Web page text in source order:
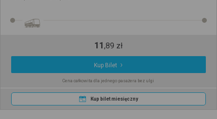
11,89 zł
Kup Bilet
Cena całkowita dla jednego pasażera bez ulgi
Kup bilet miesięczny